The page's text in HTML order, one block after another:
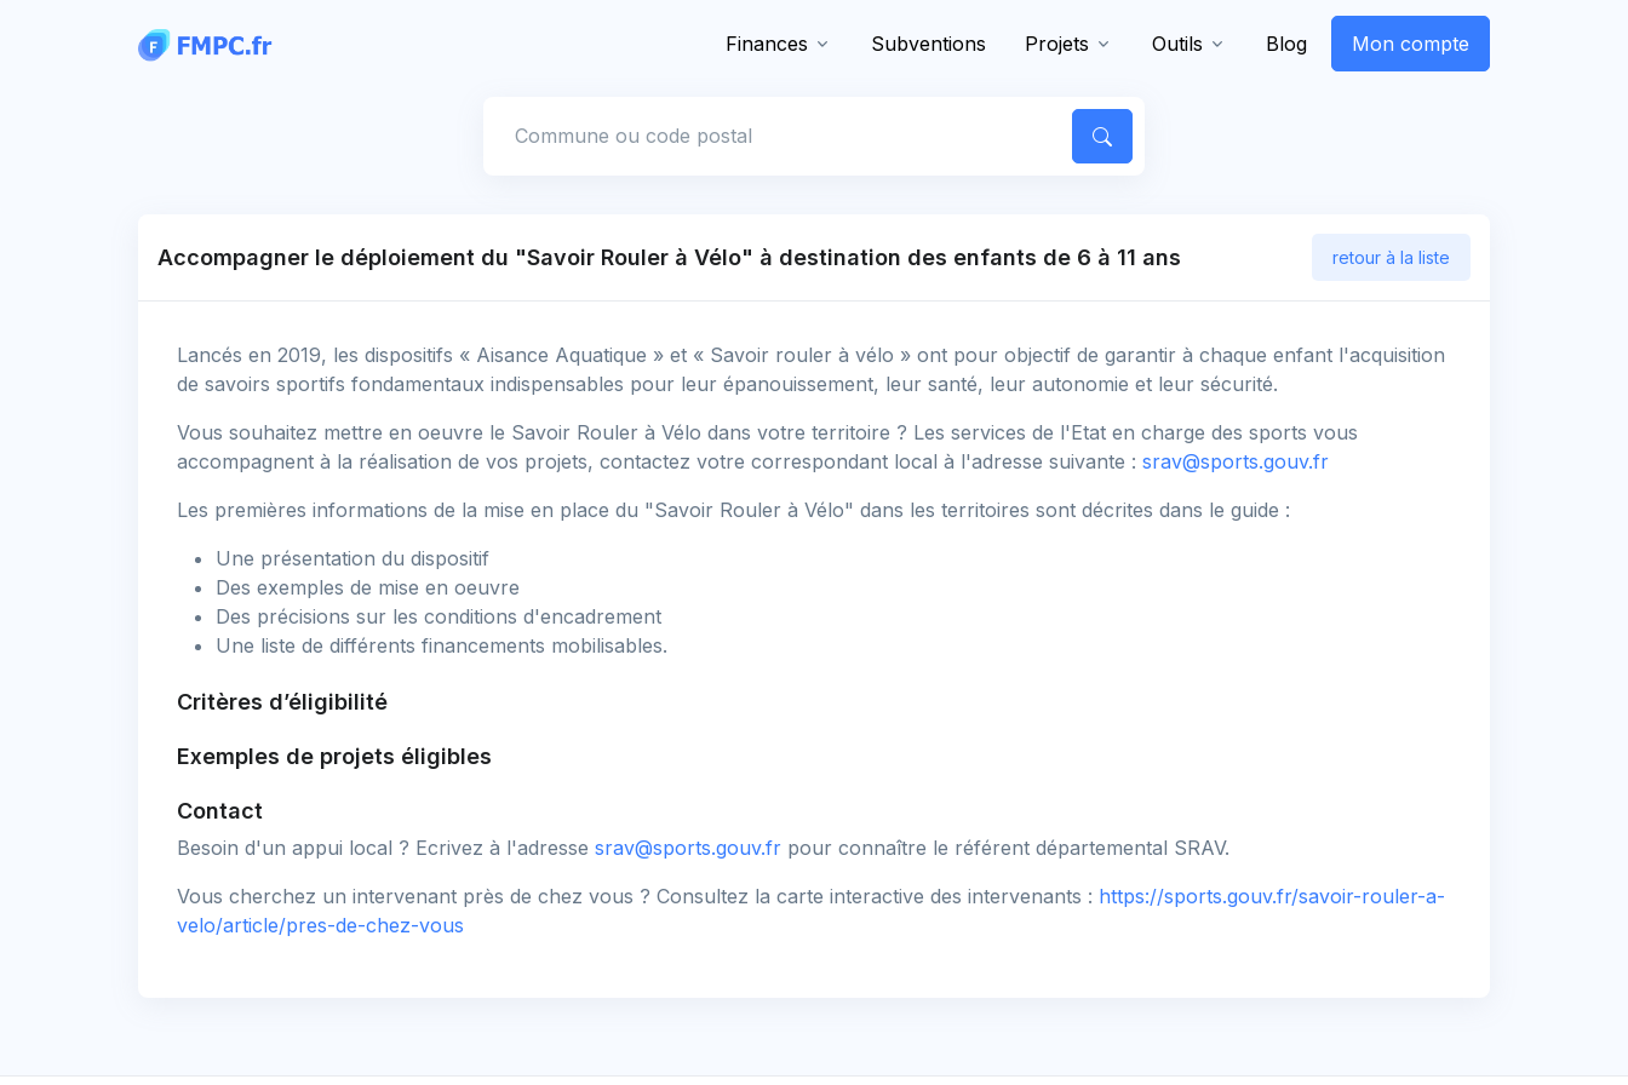
Finances Subventions Projets Outils Blog Mon compte
Accompagner le déploiement du "Savoir Rouler à Vélo" à destination des enfants de 6 à 11 ans retour à la liste
Lancés en 2019, les dispositifs « Aisance Aquatique » et « Savoir rouler à vélo » ont pour objectif de garantir à chaque enfant l'acquisition
de savoirs sportifs fondamentaux indispensables pour leur épanouissement, leur santé, leur autonomie et leur sécurité.
Vous souhaitez mettre en oeuvre le Savoir Rouler à Vélo dans votre territoire ? Les services de l'Etat en charge des sports vous
accompagnent à la réalisation de vos projets, contactez votre correspondant local à l'adresse suivante : srav@sports.gouv.fr
Les premières informations de la mise en place du "Savoir Rouler à Vélo" dans les territoires sont décrites dans le guide :
Une présentation du dispositif
Des exemples de mise en oeuvre
Des précisions sur les conditions d'encadrement
Une liste de différents financements mobilisables.
Critères d’éligibilité
Exemples de projets éligibles
Contact
Besoin d'un appui local ? Ecrivez à l'adresse srav@sports.gouv.fr pour connaître le référent départemental SRAV.
Vous cherchez un intervenant près de chez vous ? Consultez la carte interactive des intervenants : https://sports.gouv.fr/savoir-rouler-a-
velo/article/pres-de-chez-vous